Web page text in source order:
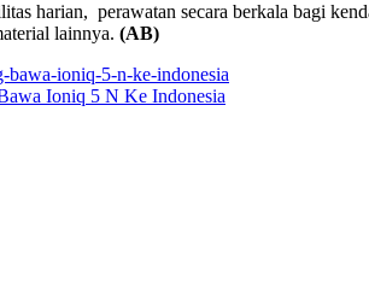
harian, perawatan secara berkala bagi
lainnya. (AB)
Ioniq 5 N Ke Indonesia